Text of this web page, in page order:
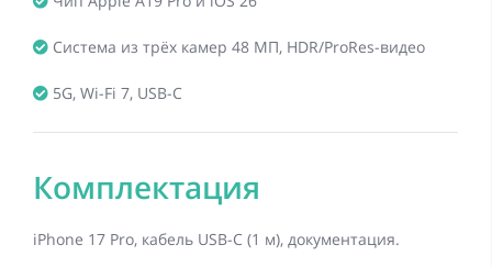
Система из трёх камер 48 МП, HDR/ProRes-видео
5G, Wi-Fi 7, USB-C
Комплектация
iPhone 17 Pro, кабель USB-C (1 м), документация.